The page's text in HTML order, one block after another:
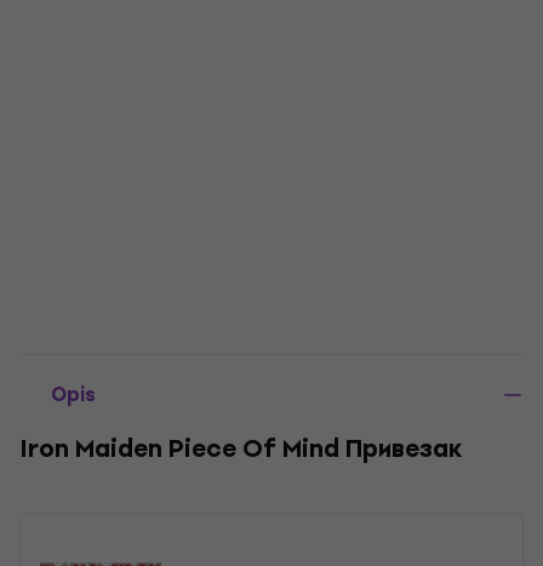
Opis
Iron Maiden Piece Of Mind Привезак